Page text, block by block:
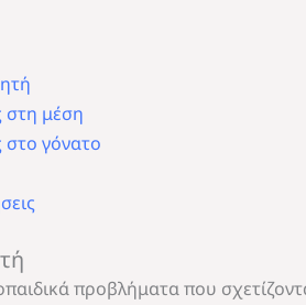
μέση
γόνατο
προβλήματα που